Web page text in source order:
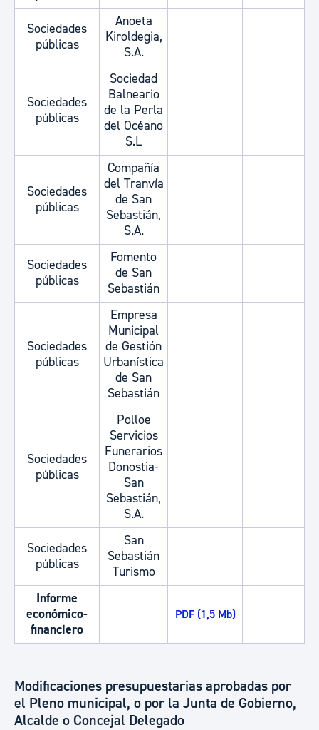
Sociedades
públicas
Anoeta
Kiroldegia,
S.A.
Sociedades
públicas
Sociedad
Balneario
de la Perla
del Océano
S.L
Sociedades
públicas
Compañía
del Tranvía
de San
Sebastián,
S.A.
Sociedades
públicas
Fomento
de San
Sebastián
Sociedades
públicas
Empresa
Municipal
de Gestión
Urbanística
de San
Sebastián
Sociedades
públicas
Polloe
Servicios
Funerarios
Donostia-
San
Sebastián,
S.A.
Sociedades
públicas
San
Sebastián
Turismo
Informe
económico-
financiero
PDF (1,5 Mb)
Modificaciones presupuestarias aprobadas por
el Pleno municipal, o por la Junta de Gobierno,
Alcalde o Concejal Delegado